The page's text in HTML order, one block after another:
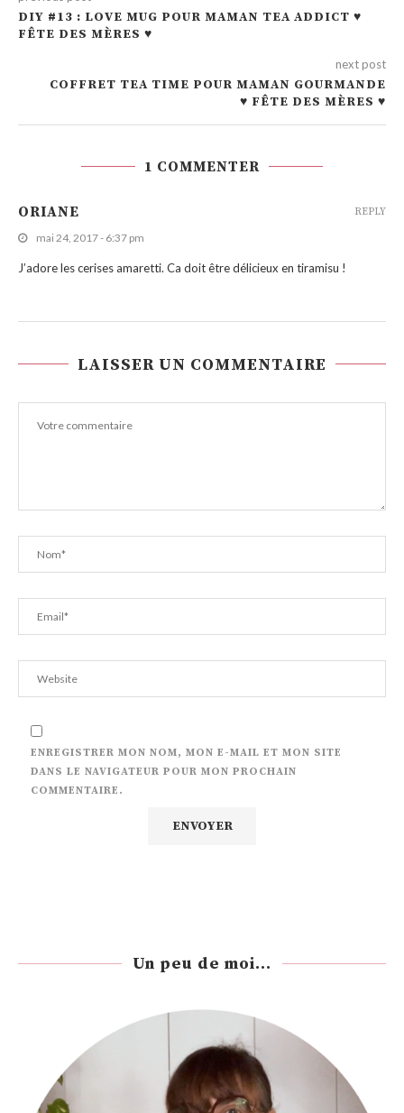
DIY #13 : LOVE MUG POUR MAMAN TEA ADDICT ♥
FÊTE DES MÈRES ♥
next post
COFFRET TEA TIME POUR MAMAN GOURMANDE
♥ FÊTE DES MÈRES ♥
1 COMMENTER
ORIANE
mai 24, 2017 - 6:37 pm
J’adore les cerises amaretti. Ca doit être délicieux en tiramisu !
REPLY
LAISSER UN COMMENTAIRE
ENREGISTRER MON NOM, MON E-MAIL ET MON SITE
DANS LE NAVIGATEUR POUR MON PROCHAIN
COMMENTAIRE.
Un peu de moi...